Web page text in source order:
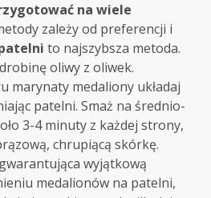
na wiele
zależy od preferencji i
to najszybsza metoda.
oliwy z oliwek.
marynaty medaliony układaj
patelni. Smaż na średnio-
3-4 minuty z każdej strony,
chrupiącą skórkę.
wyjątkową
medalionów na patelni,